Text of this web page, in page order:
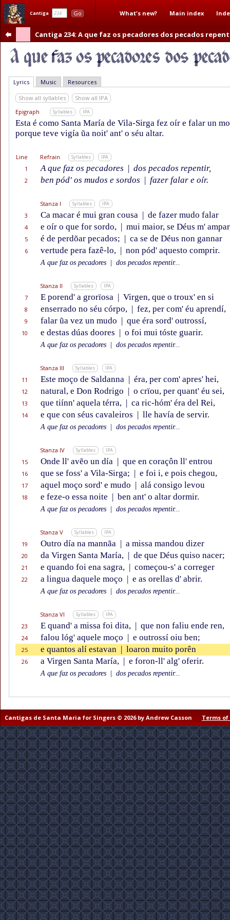
Cantiga Go What's new? Main index
Cantiga 234: A que faz os pecadores dos pecados
Lyrics Music Resources
Show all syllables
Show all IPA
Epigraph
Syllables IPA
Esta é como Santa María de Vila-Sirga fez oír e falar un
porque teve vigía ũa noit' ant' o séu altar.
Line Refrain Syllables IPA
1 A que faz os pecadores | dos pecados repentir,
2 ben pód' os mudos e sordos | fazer falar e oír.
Stanza I Syllables IPA
3 Ca macar é mui gran cousa | de fazer mudo falar
4 e oír o que for sordo, | mui maior, se Déus m'
5 é de perdõar pecados; | ca se de Déus non gannar
6 vertude pera fazê-lo, | non pód' aquesto comprir.
A que faz os pecadores dos pecados repentir...
Stanza II Syllables IPA
7 E porend' a grorïosa | Virgen, que o troux' en si
8 enserrado no séu córpo, | fez, per com' éu aprendí,
9 falar ũa vez un mudo | que éra sord' outrossí,
10 e destas dúas doores | o foi mui tóste guarir.
A que faz os pecadores dos pecados repentir...
Stanza III Syllables IPA
11 Este moço de Saldanna | éra, per com' apres' hei,
12 natural, e Don Rodrigo | o crïou, per quant' éu sei,
13 que tiínn' aquela térra, | ca ric-hóm' éra del Rei,
14 e que con séus cavaleiros | lle havía de servir.
A que faz os pecadores dos pecados repentir...
Stanza IV Syllables IPA
15 Onde ll' avẽo un día | que en coraçôn ll' entrou
16 que se foss' a Vila-Sirga; | e foi i, e pois chegou,
17 aquel moço sord' e mudo | alá consigo levou
18 e feze-o essa noite | ben ant' o altar dormir.
A que faz os pecadores dos pecados repentir...
Stanza V Syllables IPA
19 Outro día na mannãa | a missa mandou dizer
20 da Virgen Santa María, | de que Déus quiso nacer;
21 e quando foi ena sagra, | começou-s' a correger
22 a lingua daquele moço | e as orellas d' abrir.
A que faz os pecadores dos pecados repentir...
Stanza VI Syllables IPA
23 E quand' a missa foi dita, | que non faliu ende ren,
24 falou lóg' aquele moço | e outrossí oiu ben;
25 e quantos alí estavan | loaron muito porên
26 a Virgen Santa María, | e foron-ll' alg' oferir.
A que faz os pecadores dos pecados repentir...
Cantigas de Santa Maria for Singers © 2026 by Andrew Casson Terms of